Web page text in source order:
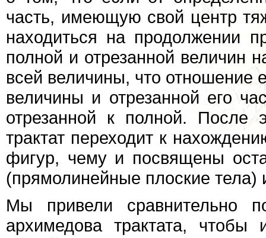
часть, имеющую свой центр
находиться на продолжении
полной и отрезанной величин
всей величины, что отношение
величины и отрезанной его
отрезанной к полной. После
трактат переходит к
фигур, чему и посвящены
(прямолинейные плоские тела)
Мы привели сравнительно
архимедова трактата, чтобы